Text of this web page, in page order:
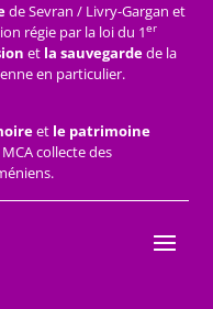
de Sevran / Livry-Gargan et
régie par la loi du 1er
et la sauvegardede la
en particulier.
et le patrimoine
collecte des